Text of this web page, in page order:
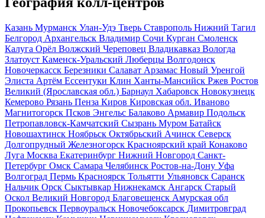
Казань Мурманск Улан-Удэ Тверь Ставрополь Нижний Тагил
Белгород Архангельск Владимир Сочи Курган Смоленск
Калуга Орёл Волжский Череповец Владикавказ Вологда
Златоуст Каменск-Уральский Люберцы Волгодонск
Новочеркасск Березники Салават Арзамас Новый Уренгой
Элиста Артём Ессентуки Клин Ханты-Мансийск Ржев Ростов
Великий (Ярославская обл.) Барнаул Хабаровск Новокузнецк
Кемерово Рязань Пенза Киров Кировская обл. Иваново
Магнитогорск Псков Энгельс Балаково Армавир Подольск
Петропавловск-Камчатский Сызрань Муром Батайск
Новошахтинск Ноябрьск Октябрьский Ачинск Северск
Долгопрудный Железногорск Красноярский край Конаково
Луга Москва Екатеринбург Нижний Новгород Санкт-
Петербург Омск Самара Челябинск Ростов-на-Дону Уфа
Волгоград Пермь Красноярск Тольятти Ульяновск Саранск
Нальчик Орск Сыктывкар Нижнекамск Ангарск Старый
Оскол Великий Новгород Благовещенск Амурская обл
Прокопьевск Первоуральск Новочебоксарск Димитровград